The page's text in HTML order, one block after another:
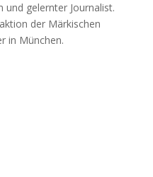
und gelernter Journalist.
der Märkischen
in München.